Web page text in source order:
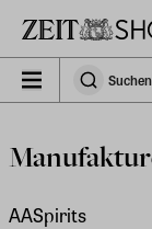
SuchenSuchen
AASpirits